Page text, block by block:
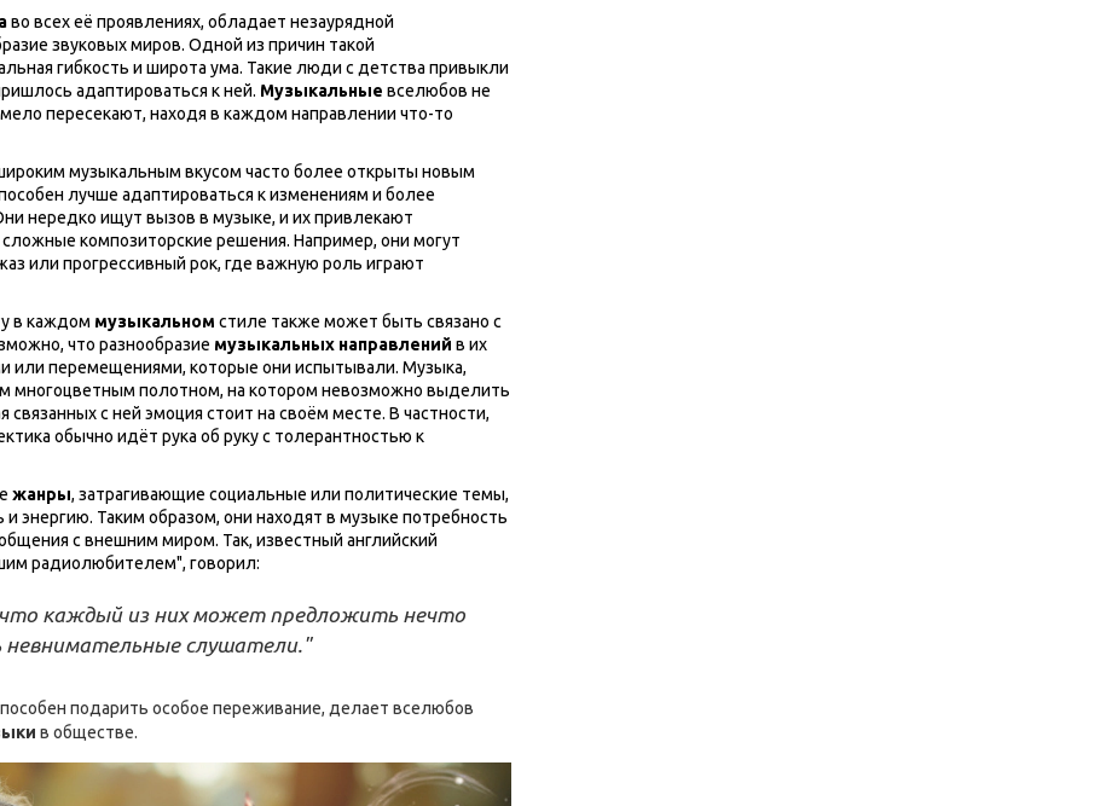
во всех её проявлениях, обладает незаурядной
звуковых миров. Одной из причин такой
гибкость и широта ума. Такие люди с детства привыкли
адаптироваться к ней. Музыкальные вселюбов не
пересекают, находя в каждом направлении что-то
музыкальным вкусом часто более открыты новым
лучше адаптироваться к изменениям и более
нередко ищут вызов в музыке, и их привлекают
композиторские решения. Например, они могут
или прогрессивный рок, где важную роль играют
в каждом музыкальном стиле также может быть связано с
что разнообразие музыкальных направлений в их
или перемещениями, которые они испытывали. Музыка,
многоцветным полотном, на котором невозможно выделить
с ней эмоция стоит на своём месте. В частности,
обычно идёт рука об руку с толерантностью к
жанры, затрагивающие социальные или политические темы,
и энергию. Таким образом, они находят в музыке потребность
с внешним миром. Так, известный английский
радиолюбителем", говорил:
что каждый из них может предложить нечто
невнимательные слушатели."
подарить особое переживание, делает вселюбов
в обществе.